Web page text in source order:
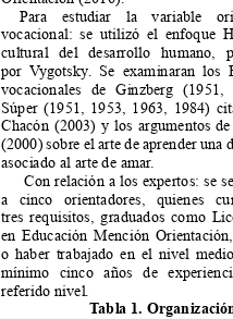
Para estudiar la variable
vocacional: se utilizó el enfoque
cultural del desarrollo humano,
por Vygotsky. Se examinaran los
vocacionales de Ginzberg
Súper (1951, 1953, 1963, 1984)
Chacón (2003) y los argumentos
(2000) sobre el arte de aprender una
asociado al arte de amar.
Con relación a los expertos: se
a cinco orientadores, quienes
tres requisitos, graduados como
en Educación Mención
o haber trabajado en el nivel
mínimo cinco años de
referido nivel.
Tabla 1.